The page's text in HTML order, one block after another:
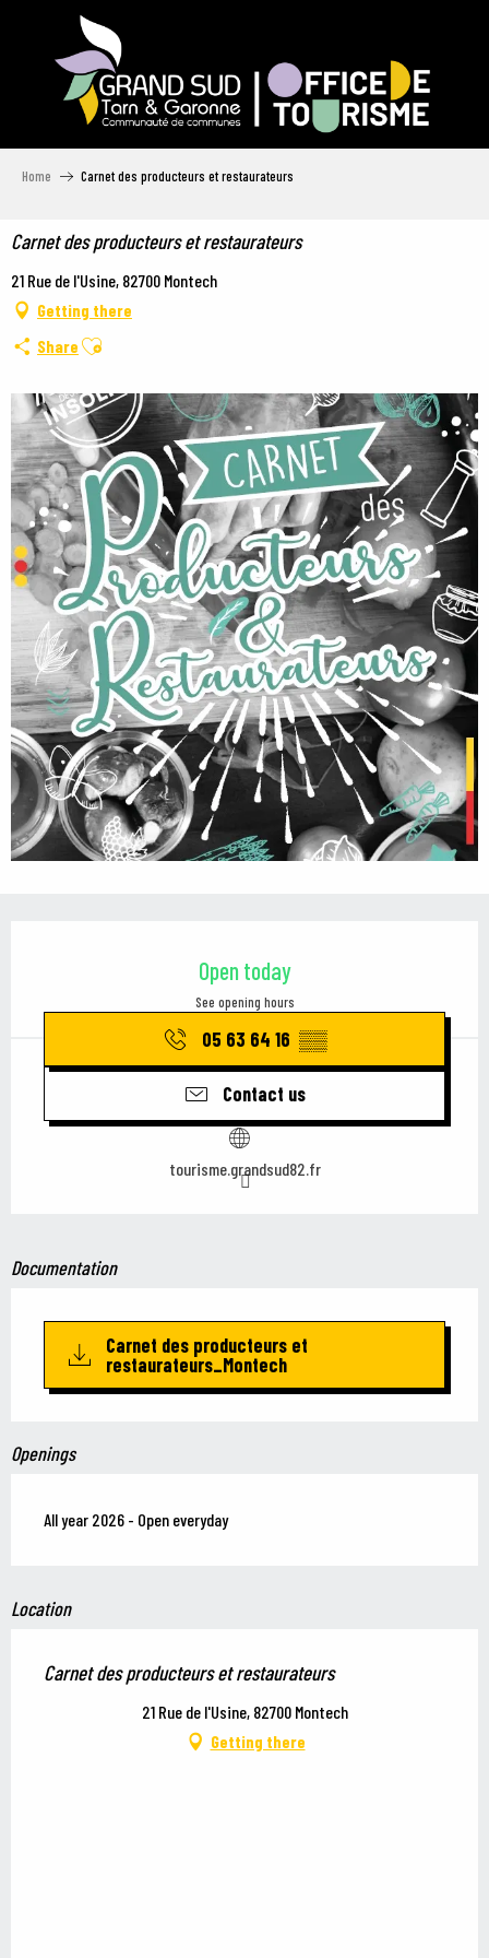
Home Carnet des producteurs et restaurateurs
Carnet des producteurs et restaurateurs
21 Rue de l'Usine, 82700 Montech
Getting there
Share Ajouter aux favoris
Open today
See opening hours
05 63 64 16 ▒▒
Contact us
tourisme.grandsud82.fr
Documentation
Carnet des producteurs et
restaurateurs_Montech
Openings
All year 2026 - Open everyday
Location
Carnet des producteurs et restaurateurs
21 Rue de l'Usine, 82700 Montech
Getting there